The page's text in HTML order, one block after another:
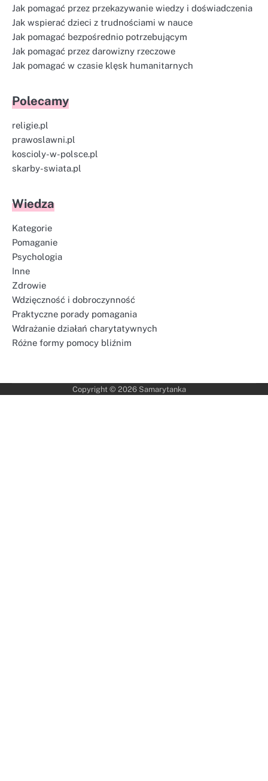
Jak pomagać przez przekazywanie wiedzy i doświadczenia
Jak wspierać dzieci z trudnościami w nauce
Jak pomagać bezpośrednio potrzebującym
Jak pomagać przez darowizny rzeczowe
Jak pomagać w czasie klęsk humanitarnych
Polecamy
religie.pl
prawoslawni.pl
koscioly-w-polsce.pl
skarby-swiata.pl
Wiedza
Kategorie
Pomaganie
Psychologia
Inne
Zdrowie
Wdzięczność i dobroczynność
Praktyczne porady pomagania
Wdrażanie działań charytatywnych
Różne formy pomocy bliźnim
Copyright © 2026 Samarytanka